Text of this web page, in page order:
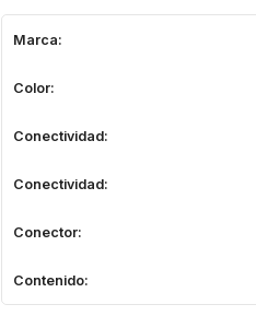
Marca:
Color:
Conectividad:
Conectividad:
Conector:
Contenido: